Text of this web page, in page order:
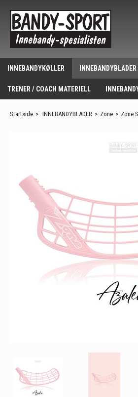
INNEBANDYKØLLER INNEBANDYBLADER
TRENER / COACH MATERIELL
Startside > INNEBANDYBLADER > Zone > Zone